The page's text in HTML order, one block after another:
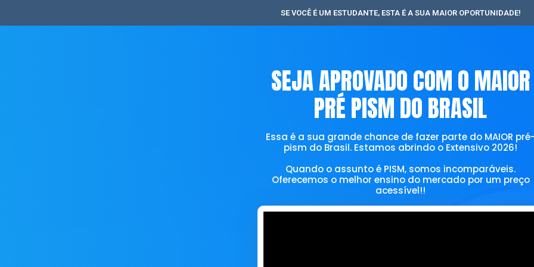
SE VOCÊ É UM ESTUDANTE, ESTA É A SUA MAIOR OPORTUNIDADE!
SEJA APROVADO COM O MAIOR
PRÉ PISM DO BRASIL
Essa é a sua grande chance de fazer parte do MAIOR
pism do Brasil. Estamos abrindo o Extensivo 2026!
Quando o assunto é PISM, somos incomparáveis.
Oferecemos o melhor ensino do mercado por um preço
acessível!!